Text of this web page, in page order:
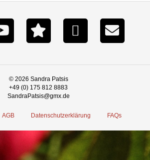
© 2026 Sandra Patsis
+49 (0) 175 812 8883
SandraPatsis@gmx.de
AGB Datenschutzerklärung FAQs